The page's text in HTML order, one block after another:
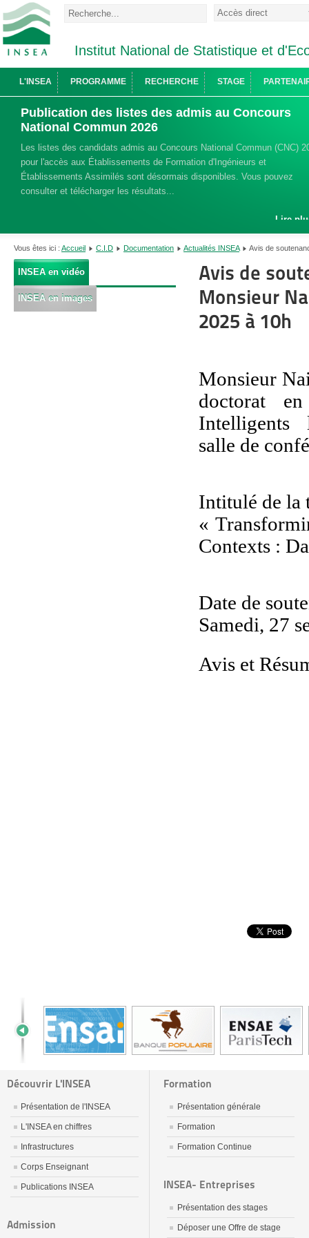
Institut National de Statistique et
L'INSEA PROGRAMME RECHERCHE STAGE
Publication des listes des admis au Concours
National Commun 2026
Les listes des candidats admis au Concours National Commun (CNC)
pour l'accès aux Établissements de Formation d'Ingénieurs et
Établissements Assimilés sont désormais disponibles. Vous pouvez
consulter et télécharger les résultats...
Lire
Vous êtes ici : Accueil C.I.D Documentation Actualités INSEA Avis de
INSEA en vidéo
INSEA en images
Avis de
Monsieur
2025 à 10h
Monsieur
doctorat
Intelligents
salle de
Intitulé de la
«
Contexts :
Date de
Samedi, 27
Avis et
Découvrir L'INSEA
Présentation de l'INSEA
L'INSEA en chiffres
Infrastructures
Corps Enseignant
Publications INSEA
Admission
Formation
Présentation générale
Formation
Formation Continue
INSEA- Entreprises
Présentation des stages
Déposer une Offre de stage